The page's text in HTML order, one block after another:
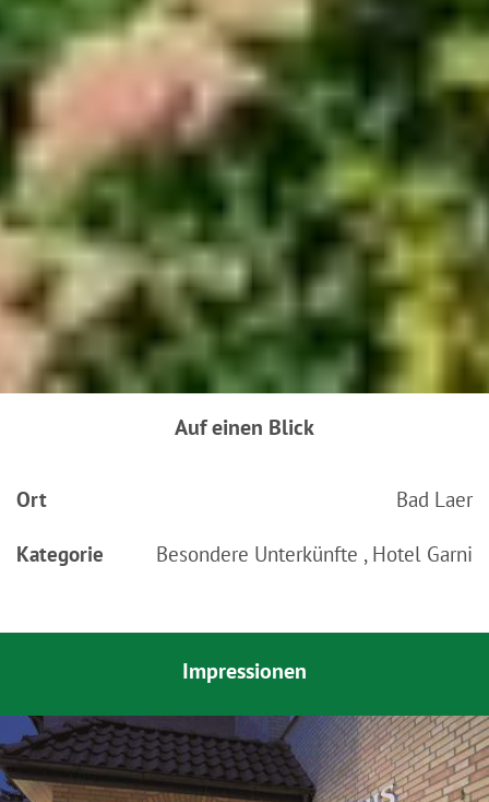
Auf einen Blick
Ort Bad Laer
Kategorie Besondere Unterkünfte , Hotel Garni
Impressionen